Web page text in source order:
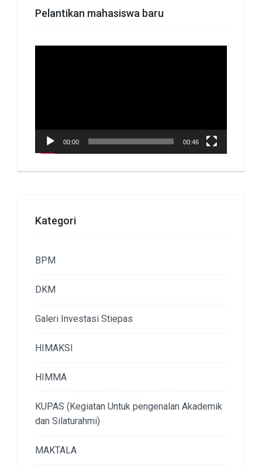
Pelantikan mahasiswa baru
00:00 00:46
Kategori
BPM
DKM
Galeri Investasi Stiepas
HIMAKSI
HIMMA
KUPAS (Kegiatan Untuk pengenalan Akademik
dan Silaturahmi)
MAKTALA